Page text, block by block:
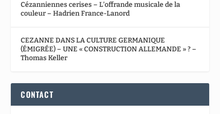
Cézanniennes cerises – L’offrande musicale de la
couleur – Hadrien France-Lanord
CEZANNE DANS LA CULTURE GERMANIQUE
(ÉMIGRÉE) – UNE « CONSTRUCTION ALLEMANDE » ? –
Thomas Keller
CONTACT